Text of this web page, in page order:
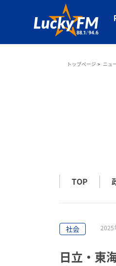
トップページ ニュ
TOP
社会 2025
日立・